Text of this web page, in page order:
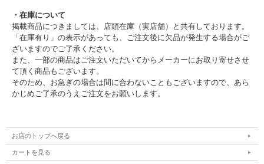
・在庫について
掲載商品につきましては、店頭在庫（実店舗）と共有しております。
「在庫有り」の表示があっても、ご注文後に欠品が発生する場合がご
ざいますのでご了承ください。
また、一部の商品はご注文いただいてからメーカーにお取り寄せさせ
て頂く商品もございます。
そのため、お急ぎの場合は間に合わないこともございますので、あら
かじめご了承のうえご注文をお願いします。
お店のトップへ戻る
カートを見る